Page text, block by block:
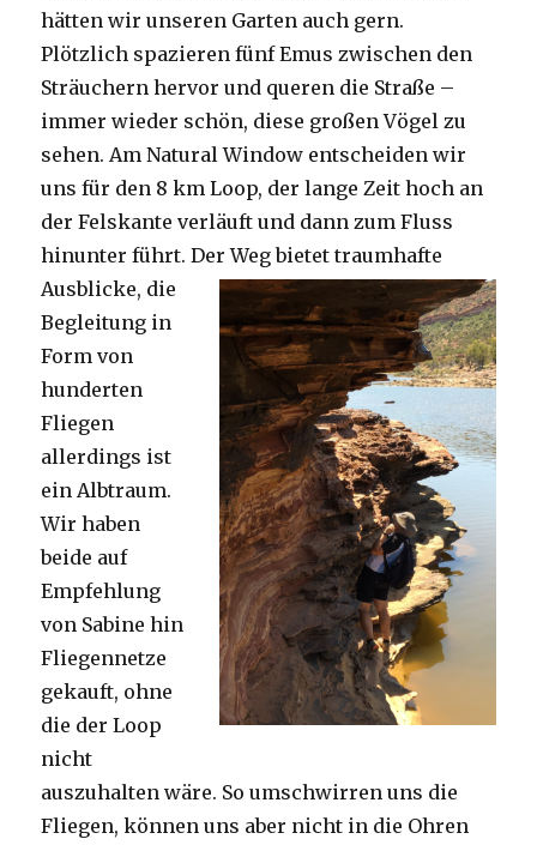
hätten wir unseren Garten auch gern.
Plötzlich spazieren fünf Emus zwischen den
Sträuchern hervor und queren die Straße –
immer wieder schön, diese großen Vögel zu
sehen. Am Natural Window entscheiden wir
uns für den 8 km Loop, der lange Zeit hoch an
der Felskante verläuft und dann zum Fluss
hinunter führt. Der Weg bietet traumhafte
Ausblicke, die
Begleitung in
Form von
hunderten
Fliegen
allerdings ist
ein Albtraum.
Wir haben
beide auf
Empfehlung
von Sabine hin
Fliegennetze
gekauft, ohne
die der Loop
nicht
auszuhalten wäre. So umschwirren uns die
Fliegen, können uns aber nicht in die Ohren